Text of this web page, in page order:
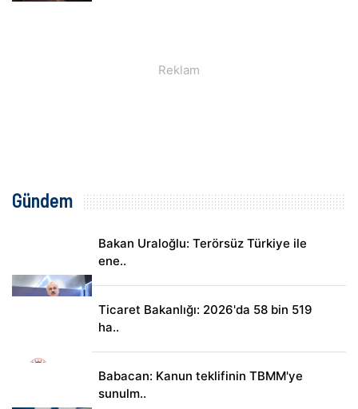
Gündem
Bakan Uraloğlu: Terörsüz Türkiye ile
ene..
Ticaret Bakanlığı: 2026'da 58 bin 519
ha..
Babacan: Kanun teklifinin TBMM'ye
sunulm..